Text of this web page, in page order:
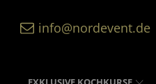
info@nordevent.de